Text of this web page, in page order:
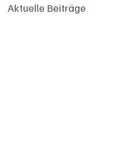
Aktuelle Beiträge